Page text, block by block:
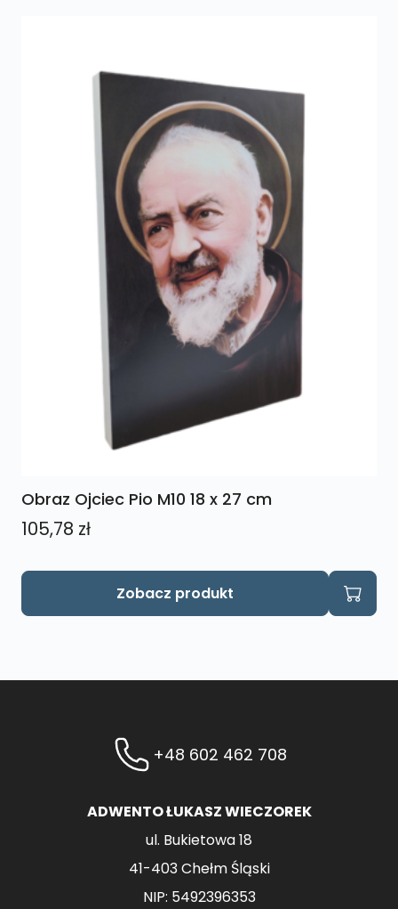
Obraz Ojciec Pio M10 18 x 27 cm
105,78 zł
Zobacz produkt
+48 602 462 708
ADWENTO ŁUKASZ WIECZOREK
ul. Bukietowa 18
41-403 Chełm Śląski
NIP: 5492396353